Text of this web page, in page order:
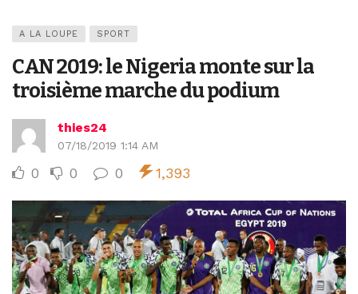
A LA LOUPE SPORT
CAN 2019: le Nigeria monte sur la
troisième marche du podium
thies24
07/18/2019 1:14 AM
0 0 0 1,393